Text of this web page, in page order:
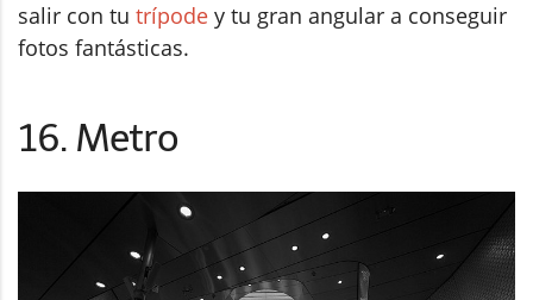
salir con tu trípode y tu gran angular a conseguir
fotos fantásticas.
16. Metro